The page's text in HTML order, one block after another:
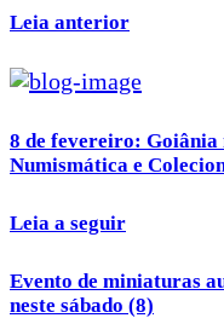
Leia anterior
8 de fevereiro: Goiânia
Numismática e
Leia a seguir
Evento de miniaturas
neste sábado (8)